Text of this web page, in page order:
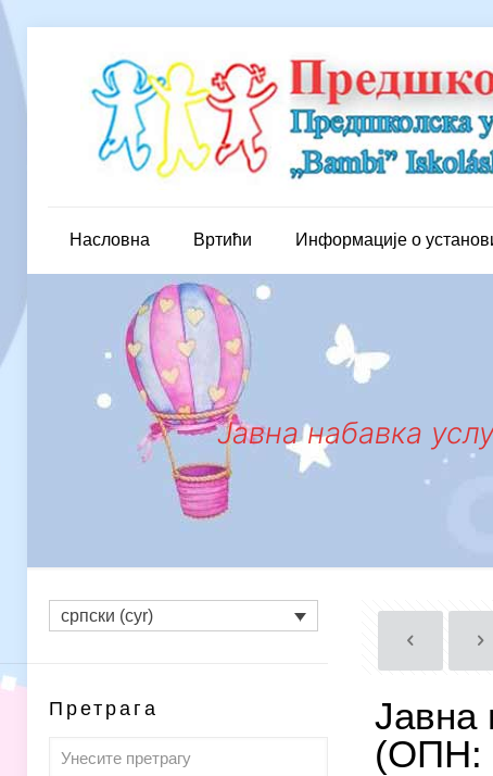
Насловна Вртићи Информације о
Јавна набавка
Јавна
(ОПН:
српски (cyr)
Претрага